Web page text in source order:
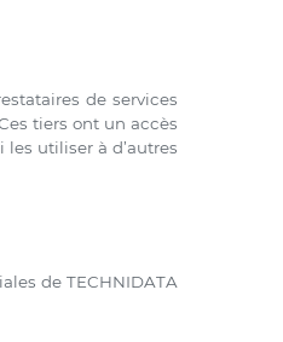
de services
tiers ont un accès
utiliser à d’autres
de TECHNIDATA